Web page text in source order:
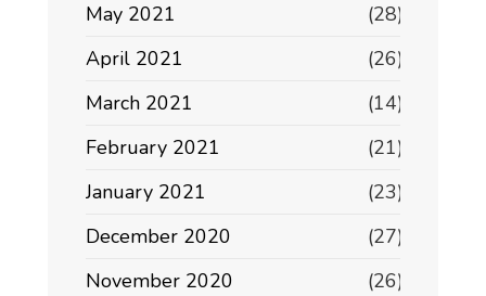
May 2021
(28)
April 2021
(26)
March 2021
(14)
February 2021
(21)
January 2021
(23)
December 2020
(27)
November 2020
(26)